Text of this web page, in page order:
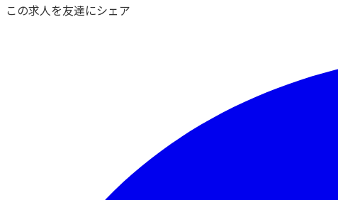
この求人を友達にシェア